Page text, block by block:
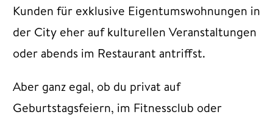
Kunden für exklusive Eigentumswohnungen in
der City eher auf kulturellen Veranstaltungen
oder abends im Restaurant antriffst.
Aber ganz egal, ob du privat auf
Geburtstagsfeiern, im Fitnessclub oder